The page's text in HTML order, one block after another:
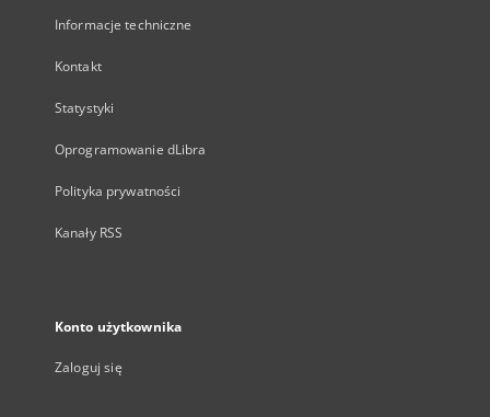
Informacje techniczne
Kontakt
Statystyki
Oprogramowanie dLibra
Polityka prywatności
Kanały RSS
Konto użytkownika
Zaloguj się